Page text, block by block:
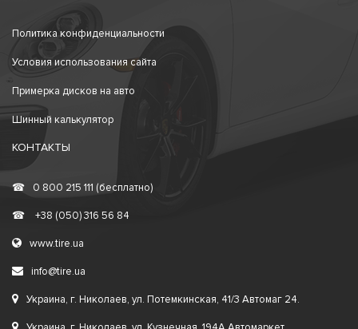
Политика конфиденциальности
Условия использования сайта
Примерка дисков на авто
Шинный калькулятор
КОНТАКТЫ
☎ 0 800 215 111 (бесплатно)
☎ +38 (050) 316 56 84
www.tire.ua
info@tire.ua
Украина, г. Николаев, ул. Потемкинская, 41/3 Автомаг 24.